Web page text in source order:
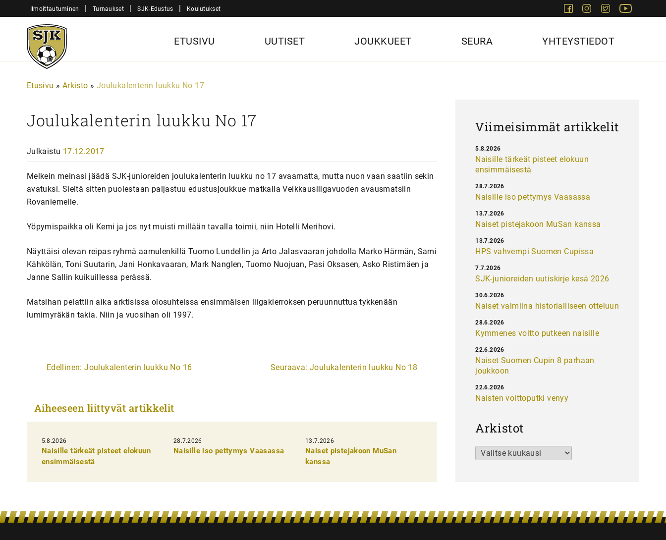
sisältöön
Ilmoittautuminen | Turnaukset | SJK-Edustus | Koulutukset FacebookInstagram
Twitter
Sjk-
Juniorit
ETUSIVU UUTISET JOUKKUEET SEURA YHTEYSTIEDOT
Etusivu » Arkisto » Joulukalenterin luukku No 17
Joulukalenterin luukku No 17
Julkaistu 17.12.2017
Melkein meinasi jäädä SJK-junioreiden joulukalenterin luukku no 17 avaamatta, mutta nuon vaan saatiin sekin
avatuksi. Sieltä sitten puolestaan paljastuu edustusjoukkue matkalla Veikkausliigavuoden avausmatsiin
Rovaniemelle.
Yöpymispaikka oli Kemi ja jos nyt muisti millään tavalla toimii, niin Hotelli Merihovi.
Näyttäisi olevan reipas ryhmä aamulenkillä Tuomo Lundellin ja Arto Jalasvaaran johdolla Marko Härmän, Sami
Kähkölän, Toni Suutarin, Jani Honkavaaran, Mark Nanglen, Tuomo Nuojuan, Pasi Oksasen, Asko Ristimäen ja
Janne Sallin kuikuillessa perässä.
Matsihan pelattiin aika arktisissa olosuhteissa ensimmäisen liigakierroksen peruunnuttua tykkenään
lumimyräkän takia. Niin ja vuosihan oli 1997.
A
i
k
e
n
Edellinen: Joulukalenterin luukku No 16 Seuraava: Joulukalenterin luukku No 18
Aiheeseen liittyvät artikkelit
5.8.2026
Naisille tärkeät pisteet elokuun
ensimmäisestä
28.7.2026
Naisille iso pettymys Vaasassa
13.7.2026
Naiset pistejakoon MuSan
kanssa
Viimeisimmät artikkelit
Naisille tärkeät pisteet elokuun
ensimmäisestä
5.8.2026
Naisille iso pettymys Vaasassa
28.7.2026
Naiset pistejakoon MuSan kanssa
13.7.2026
HPS vahvempi Suomen Cupissa
13.7.2026
SJK-junioreiden uutiskirje kesä 2026
7.7.2026
Naiset valmiina historialliseen otteluun
30.6.2026
Kymmenes voitto putkeen naisille
28.6.2026
Naiset Suomen Cupin 8 parhaan
joukkoon
22.6.2026
Naisten voittoputki venyy
22.6.2026
Arkistot
Arkistot